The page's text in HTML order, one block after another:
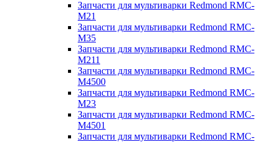
Запчасти для мультиварки Redmond RMC-
M21
Запчасти для мультиварки Redmond RMC-
M35
Запчасти для мультиварки Redmond RMC-
M211
Запчасти для мультиварки Redmond RMC-
M4500
Запчасти для мультиварки Redmond RMC-
M23
Запчасти для мультиварки Redmond RMC-
M4501
Запчасти для мультиварки Redmond RMC-